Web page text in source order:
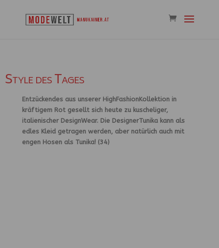
Style des Tages
Entzückendes aus unserer HighFashionKollektion in
kräftigem Rot gesellt sich heute zu kuscheliger,
italienischer DesignWear. Die DesignerTunika kann als
edles Kleid getragen werden, aber natürlich auch mit
engen Hosen als Tunika! (34)